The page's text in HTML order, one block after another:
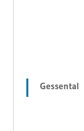
Gessental